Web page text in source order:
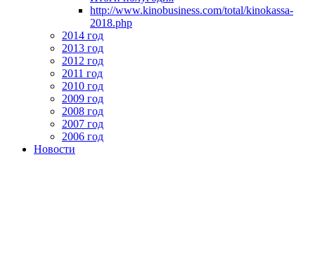
http://www.kinobusiness.com/total/kinokassa-
2018.php
2014 год
2013 год
2012 год
2011 год
2010 год
2009 год
2008 год
2007 год
2006 год
Новости